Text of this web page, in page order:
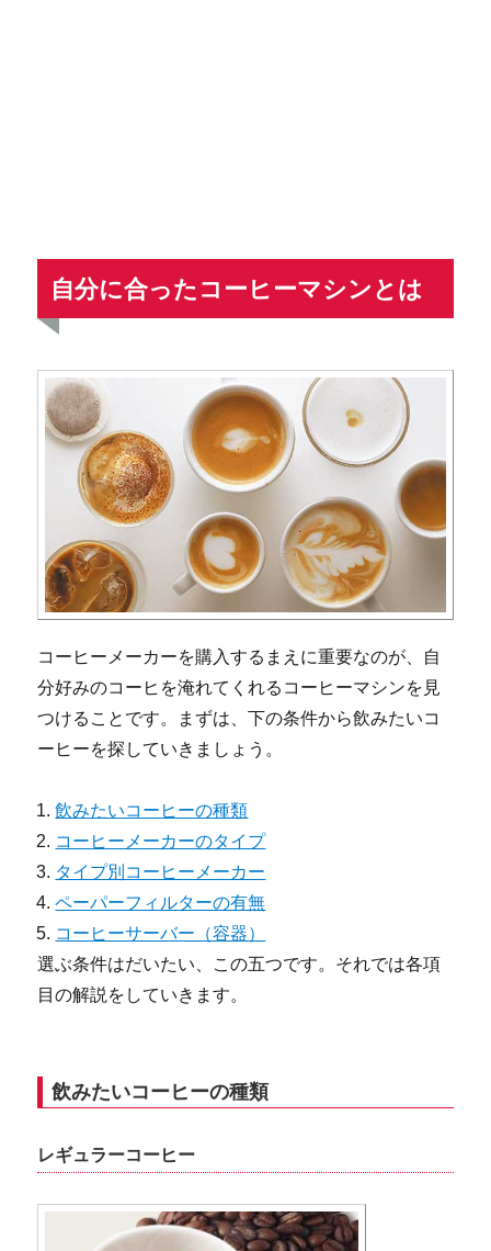
自分に合ったコーヒーマシンとは
コーヒーメーカーを購入するまえに重要なのが、自
分好みのコーヒを淹れてくれるコーヒーマシンを見
つけることです。まずは、下の条件から飲みたいコ
ーヒーを探していきましょう。
飲みたいコーヒーの種類
コーヒーメーカーのタイプ
タイプ別コーヒーメーカー
ペーパーフィルターの有無
コーヒーサーバー（容器）
選ぶ条件はだいたい、この五つです。それでは各項
目の解説をしていきます。
飲みたいコーヒーの種類
レギュラーコーヒー